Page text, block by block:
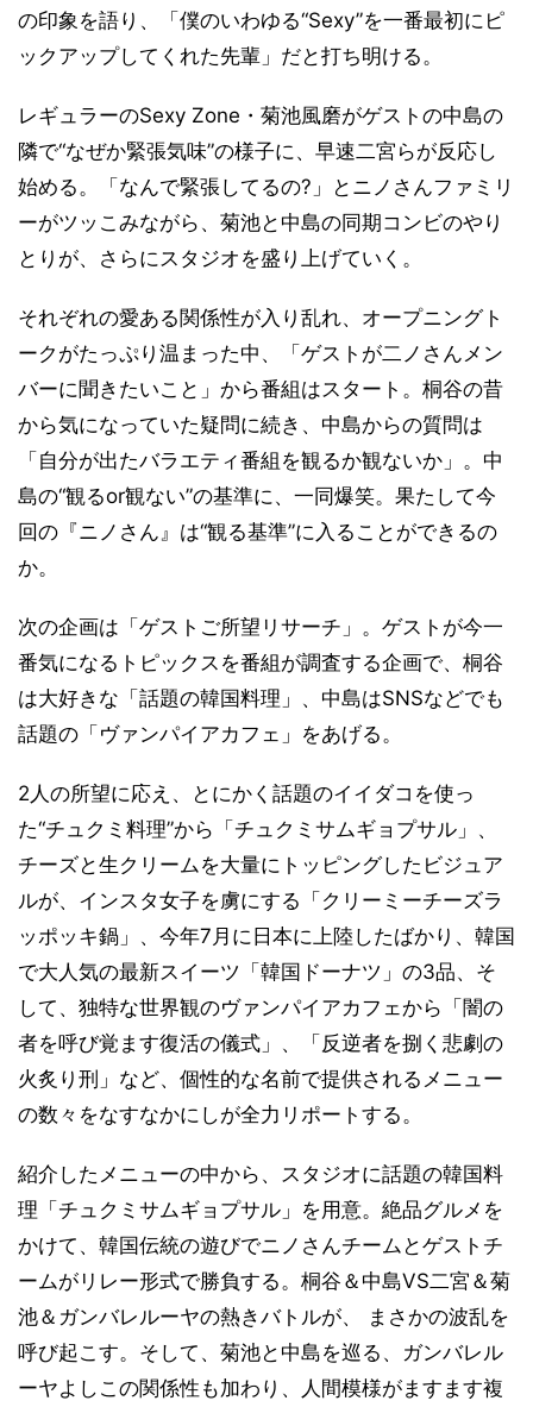
の印象を語り、「僕のいわゆる“Sexy”を一番最初にピ
ックアップしてくれた先輩」だと打ち明ける。
レギュラーのSexy Zone・菊池風磨がゲストの中島の
隣で“なぜか緊張気味”の様子に、早速二宮らが反応し
始める。「なんで緊張してるの?」とニノさんファミリ
ーがツッこみながら、菊池と中島の同期コンビのやり
とりが、さらにスタジオを盛り上げていく。
それぞれの愛ある関係性が入り乱れ、オープニングト
ークがたっぷり温まった中、「ゲストが二ノさんメン
バーに聞きたいこと」から番組はスタート。桐谷の昔
から気になっていた疑問に続き、中島からの質問は
「自分が出たバラエティ番組を観るか観ないか」。中
島の“観るor観ない”の基準に、一同爆笑。果たして今
回の『ニノさん』は“観る基準”に入ることができるの
か。
次の企画は「ゲストご所望リサーチ」。ゲストが今一
番気になるトピックスを番組が調査する企画で、桐谷
は大好きな「話題の韓国料理」、中島はSNSなどでも
話題の「ヴァンパイアカフェ」をあげる。
2人の所望に応え、とにかく話題のイイダコを使っ
た“チュクミ料理”から「チュクミサムギョプサル」、
チーズと生クリームを大量にトッピングしたビジュア
ルが、インスタ女子を虜にする「クリーミーチーズラ
ッポッキ鍋」、今年7月に日本に上陸したばかり、韓国
で大人気の最新スイーツ「韓国ドーナツ」の3品、そ
して、独特な世界観のヴァンパイアカフェから「闇の
者を呼び覚ます復活の儀式」、「反逆者を捌く悲劇の
火炙り刑」など、個性的な名前で提供されるメニュー
の数々をなすなかにしが全力リポートする。
紹介したメニューの中から、スタジオに話題の韓国料
理「チュクミサムギョプサル」を用意。絶品グルメを
かけて、韓国伝統の遊びでニノさんチームとゲストチ
ームがリレー形式で勝負する。桐谷＆中島VS二宮＆菊
池＆ガンバレルーヤの熱きバトルが、 まさかの波乱を
呼び起こす。そして、菊池と中島を巡る、ガンバレル
ーヤよしこの関係性も加わり、人間模様がますます複